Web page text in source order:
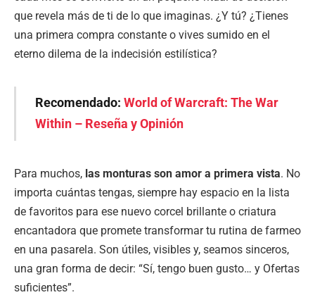
que revela más de ti de lo que imaginas. ¿Y tú? ¿Tienes
una primera compra constante o vives sumido en el
eterno dilema de la indecisión estilística?
Recomendado: World of Warcraft: The War
Within – Reseña y Opinión
Para muchos, las monturas son amor a primera vista. No
importa cuántas tengas, siempre hay espacio en la lista
de favoritos para ese nuevo corcel brillante o criatura
encantadora que promete transformar tu rutina de farmeo
en una pasarela. Son útiles, visibles y, seamos sinceros,
una gran forma de decir: “Sí, tengo buen gusto… y Ofertas
suficientes”.